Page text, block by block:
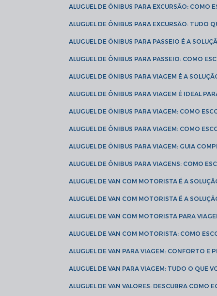
ALUGUEL DE ÔNIBUS PARA EXCURSÃO:
ALUGUEL DE ÔNIBUS PARA EXCURSÃO: TUDO
ALUGUEL DE ÔNIBUS PARA PASSEIO É A
ALUGUEL DE ÔNIBUS PARA PASSEIO: COMO
ALUGUEL DE ÔNIBUS PARA VIAGEM É A
ALUGUEL DE ÔNIBUS PARA VIAGEM É IDEAL
ALUGUEL DE ÔNIBUS PARA VIAGEM: COMO
ALUGUEL DE ÔNIBUS PARA VIAGEM: COMO
ALUGUEL DE ÔNIBUS PARA VIAGEM: GUIA
ALUGUEL DE ÔNIBUS PARA VIAGENS: COMO
ALUGUEL DE VAN COM MOTORISTA É A
ALUGUEL DE VAN COM MOTORISTA É A
ALUGUEL DE VAN COM MOTORISTA PARA
ALUGUEL DE VAN COM MOTORISTA: COMO
ALUGUEL DE VAN PARA VIAGEM: CONFORTO E
ALUGUEL DE VAN PARA VIAGEM: TUDO O QUE
ALUGUEL DE VAN VALORES: DESCUBRA